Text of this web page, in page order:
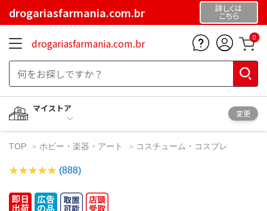
drogariasfarmania.com.br 詳しくは
こちら
drogariasfarmania.com.br 0
マイストア
変更
TOP ホビー・楽器・アート コスチューム・コスプレ
(888)